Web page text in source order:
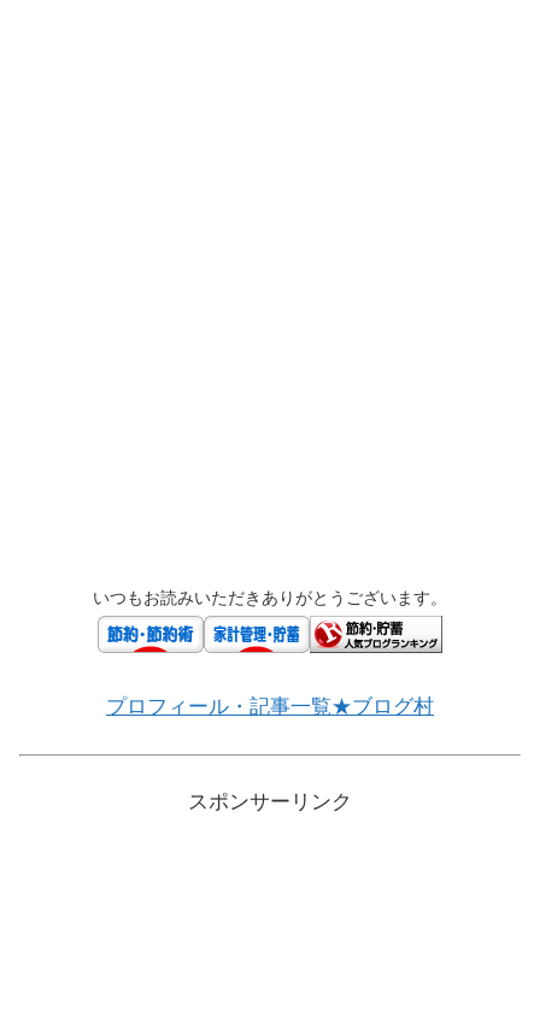
いつもお読みいただきありがとうございます。
プロフィール・記事一覧★ブログ村
スポンサーリンク